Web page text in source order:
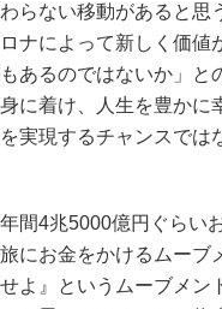
らない移動があると思
ナによって新しく価
あるのではないか」と
に着け、人生を豊かに
実現するチャンスでは
間4兆5000億円ぐらい
にお金をかけるムーブ
よ』というムーブメ